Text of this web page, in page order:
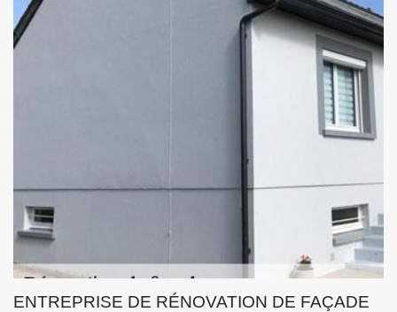
ENTREPRISE DE RÉNOVATION DE FAÇADE